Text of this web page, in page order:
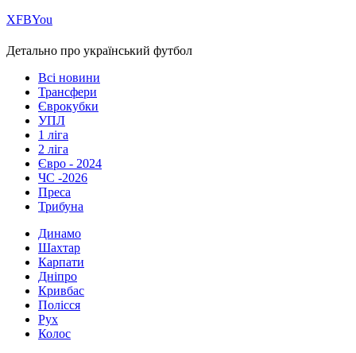
ХFBYou
Детально про український футбол
Всі новини
Трансфери
Єврокубки
УПЛ
1 ліга
2 ліга
Євро - 2024
ЧС -2026
Преса
Трибуна
Динамо
Шахтар
Карпати
Дніпро
Кривбас
Полісся
Рух
Колос